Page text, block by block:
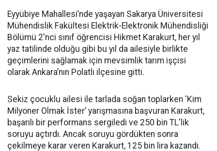
Eyyübiye Mahallesi’nde yaşayan Sakarya Üniversitesi
Mühendislik Fakültesi Elektrik-Elektronik Mühendisliği
Bölümü 2'nci sınıf öğrencisi Hikmet Karakurt, her yıl
yaz tatilinde olduğu gibi bu yıl da ailesiyle birlikte
geçimlerini sağlamak için mevsimlik tarım işçisi
olarak Ankara’nın Polatlı ilçesine gitti.
Sekiz çocuklu ailesi ile tarlada soğan toplarken ‘Kim
Milyoner Olmak İster’ yarışmasına başvuran Karakurt,
başarılı bir performans sergiledi ve 250 bin TL'lik
soruyu açtırdı. Ancak soruyu gördükten sonra
çekilmeye karar veren Karakurt, 125 bin lira kazandı.